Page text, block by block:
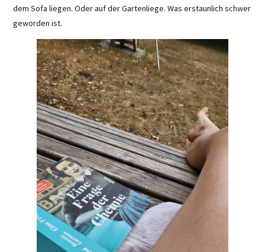
dem Sofa liegen. Oder auf der Gartenliege. Was erstaunlich schwer
geworden ist.